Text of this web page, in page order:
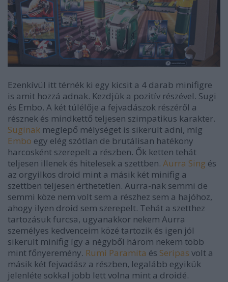
Ezenkívül itt térnék ki egy kicsit a 4 darab minifigre
is amit hozzá adnak. Kezdjük a pozitív részével. Sugi
és Embo. A két túlélője a fejvadászok részéről a
résznek és mindkettő teljesen szimpatikus karakter.
Suginak meglepő mélységet is sikerült adni, míg
Embo egy elég szótlan de brutálisan hatékony
harcosként szerepelt a részben. Ők ketten tehát
teljesen illenek és hitelesek a szettben. Aurra Sing és
az orgyilkos droid mint a másik két minifig a
szettben teljesen érthetetlen. Aurra-nak semmi de
semmi köze nem volt sem a részhez sem a hajóhoz,
ahogy ilyen droid sem szerepelt. Tehát a szetthez
tartozásuk furcsa, ugyanakkor nekem Aurra
személyes kedvenceim közé tartozik és igen jól
sikerült minifig így a négyből három nekem több
mint főnyeremény. Rumi Paramita és Seripas volt a
másik két fejvadász a részben, legalább egyikük
jelenléte sokkal jobb lett volna mint a droidé.